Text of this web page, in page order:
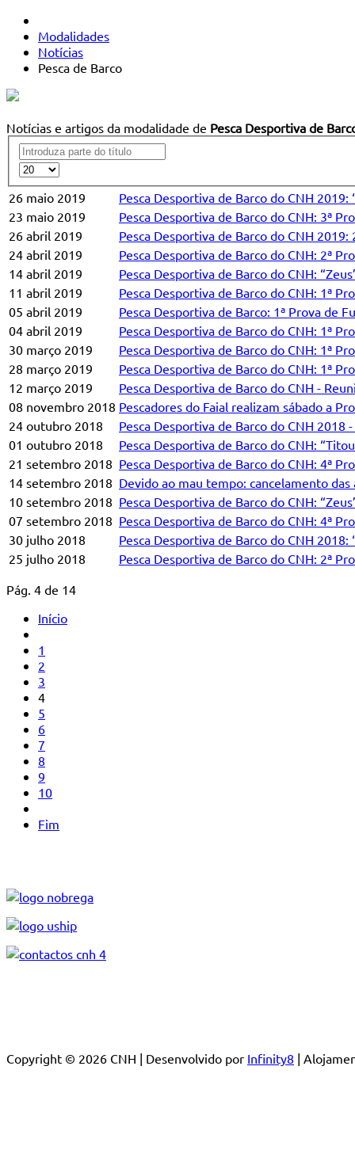
Modalidades
Notícias
Pesca de Barco
Notícias e artigos da modalidade de Pesca Desportiva de
26 maio 2019
Pesca Desportiva de Barco do CNH 2019:
23 maio 2019
Pesca Desportiva de Barco do CNH: 3ª
26 abril 2019
Pesca Desportiva de Barco do CNH
24 abril 2019
Pesca Desportiva de Barco do CNH: 2ª
14 abril 2019
Pesca Desportiva de Barco do CNH:
11 abril 2019
Pesca Desportiva de Barco do CNH: 1ª
05 abril 2019
Pesca Desportiva de Barco: 1ª Prova de
04 abril 2019
Pesca Desportiva de Barco do CNH: 1ª
30 março 2019
Pesca Desportiva de Barco do CNH: 1ª
28 março 2019
Pesca Desportiva de Barco do CNH: 1ª
12 março 2019
Pesca Desportiva de Barco do CNH -
08 novembro 2018 Pescadores do Faial realizam sábado a
24 outubro 2018
Pesca Desportiva de Barco do CNH 2018
01 outubro 2018
Pesca Desportiva de Barco do CNH:
21 setembro 2018 Pesca Desportiva de Barco do CNH: 4ª
14 setembro 2018 Devido ao mau tempo: cancelamento
10 setembro 2018 Pesca Desportiva de Barco do CNH:
07 setembro 2018 Pesca Desportiva de Barco do CNH: 4ª
30 julho 2018
Pesca Desportiva de Barco do CNH 2018:
25 julho 2018
Pesca Desportiva de Barco do CNH: 2ª
Pág. 4 de 14
Início
1
2
3
4
5
6
7
8
9
10
Fim
Copyright © 2026 CNH | Desenvolvido por Infinity8 |